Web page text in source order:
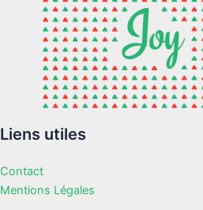
Liens utiles
Contact
Mentions Légales